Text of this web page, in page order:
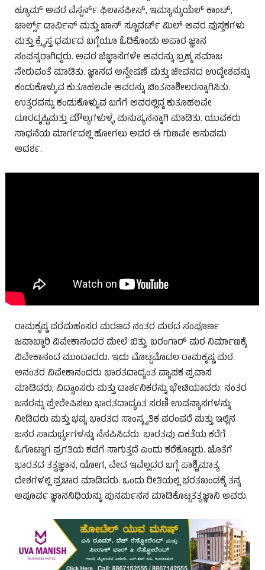
ಹ್ಯೂಮ್ ಅವರ ವೆಸ್ಟರ್ನ್ ಫಿಲಾಸಫೀಸ್, ಇಮ್ಯಾನ್ಯುಯೆಲ್ ಕಾಂಟ್,
ಚಾರ್ಲ್ಸ್ ಡಾರ್ವಿನ್ ಮತ್ತು ಜಾನ್ ಸ್ಟೂವರ್ಟ್ ಮಿಲ್ ಅವರ ಪುಸ್ತಕಗಳು
ಮತ್ತು ಕ್ರೈಸ್ತ ಧರ್ಮದ ಬಗ್ಗೆಯೂ ಓದಿಕೊಂಡು ಅಪಾರ ಜ್ಞಾನ
ಸಂಪನ್ನರಾಗಿದ್ದರು. ಅವರ ಜಿಜ್ಞಾಸೆಗಳೇ ಅವರನ್ನು ಬ್ರಹ್ಮ ಸಮಾಜ
ಸೇರುವಂತೆ ಮಾಡಿತು. ಜ್ಞಾನದ ಅನ್ವೇಷಣೆ ಮತ್ತು ಜೀವನದ ಉದ್ದೇಶವನ್ನು
ಕಂಡುಕೊಳ್ಳುವ ಕುತೂಹಲವೇ ಅವರನ್ನು ಚಿಂತನಾಶೀಲರನ್ನಾಗಿಸಿತು.
ಉತ್ತರವನ್ನು ಕಂಡುಕೊಳ್ಳುವ ಬಗೆಗೆ ಅವರಲ್ಲಿದ್ದ ಕುತೂಹಲವೇ
ದೂರದೃಷ್ಟಿಮತ್ತು ಮೌಲ್ಯಗಳುಳ್ಳ ಮನುಷ್ಯನನ್ನಾಗಿ ಮಾಡಿತು. ಯುವಕರು
ಸಾಧನೆಯ ಮಾರ್ಗದಲ್ಲಿ ಹೋಗಲು ಅವರ ಈ ಗುಣವೇ ಅನುಪಮ
ಆದರ್ಶ.
ರಾಮಕೃಷ್ಣ ಪರಮಹಂಸರ ಮರಣದ ನಂತರ ಮಠದ ಸಂಪೂರ್ಣ
ಜವಾಬ್ದಾರಿ ವಿವೇಕಾನಂದರ ಮೇಲೆ ಬಿತ್ತು. ಬರಂಗಾರ್ ಮಠ ನಿರ್ಮಾಣಕ್ಕೆ
ವಿವೇಕಾನಂದ ಮುಂದಾದರು. ಇದು ಮೊಟ್ಟಮೊದಲ ರಾಮಕೃಷ್ಣ ಮಠ.
ಅನಂತರ ವಿವೇಕಾನಂದರು ಭಾರತದಾದ್ಯಂತ ವ್ಯಾಪಕ ಪ್ರವಾಸ
ಮಾಡಿದರು, ವಿದ್ವಾಂಸರು ಮತ್ತು ದಾರ್ಶನಿಕರನ್ನು ಭೇಟಿಯಾದರು. ನಂತರ
ಜನರನ್ನು ಪ್ರೇರೇಪಿಸಲು ಭಾರತದಾದ್ಯಂತ ಸರಣಿ ಉಪನ್ಯಾಸಗಳನ್ನು
ನೀಡಿದರು ಮತ್ತು ಭವ್ಯ ಭಾರತದ ಸಾಂಸ್ಕೃತಿಕ ಪರಂಪರೆ ಮತ್ತು ಇಲ್ಲಿನ
ಜನರ ಸಾಮರ್ಥ್ಯಗಳನ್ನು ನೆನಪಿಸಿದರು. ಭಾರತವು ಏಕತೆಯ ಕರೆಗೆ
ಓಗೊಟ್ಟಾಗ ಪ್ರಗತಿಯ ಕಡೆಗೆ ಸಾಗುತ್ತದೆ ಎಂದು ಕರೆಕೊಟ್ಟರು. ಜೊತೆಗೆ
ಭಾರತದ ತತ್ವಜ್ಞಾನ, ಯೋಗ, ವೇದ ಇವೆಲ್ಲದರ ಬಗ್ಗೆ ಪಾಶ್ಚಿಮಾತ್ಯ
ದೇಶಗಳಲ್ಲಿ ಪ್ರಚಾರ ಮಾಡಿದರು. ಒಂದು ರೀತಿಯಲ್ಲಿ ಭರತಖಂಡಕ್ಕೆ ತನ್ನ
ಅಪೂರ್ವ ಜ್ಞಾನನಿಧಿಯನ್ನು ಪುನರ್ಮನನ ಮಾಡಿಕೊಟ್ಟತತ್ವಜ್ಞಾನಿ ಅವರು.